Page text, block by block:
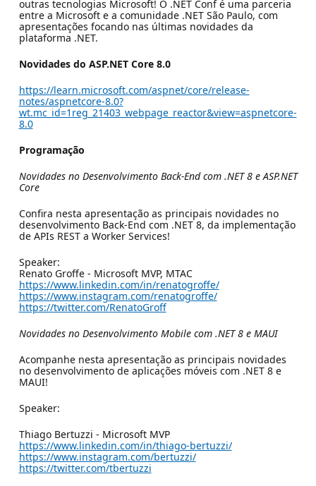
outras tecnologias Microsoft! O .NET Conf é uma parceria
entre a Microsoft e a comunidade .NET São Paulo, com
apresentações focando nas últimas novidades da
plataforma .NET.
Novidades do ASP.NET Core 8.0
https://learn.microsoft.com/aspnet/core/release-
notes/aspnetcore-8.0?
wt.mc_id=1reg_21403_webpage_reactor&view=aspnetcore-
8.0
Programação
Novidades no Desenvolvimento Back-End com .NET 8 e ASP.NET
Core
Confira nesta apresentação as principais novidades no
desenvolvimento Back-End com .NET 8, da implementação
de APIs REST a Worker Services!
Speaker:
Renato Groffe - Microsoft MVP, MTAC
https://www.linkedin.com/in/renatogroffe/
https://www.instagram.com/renatogroffe/
https://twitter.com/RenatoGroff
Novidades no Desenvolvimento Mobile com .NET 8 e MAUI
Acompanhe nesta apresentação as principais novidades
no desenvolvimento de aplicações móveis com .NET 8 e
MAUI!
Speaker:
Thiago Bertuzzi - Microsoft MVP
https://www.linkedin.com/in/thiago-bertuzzi/
https://www.instagram.com/bertuzzi/
https://twitter.com/tbertuzzi